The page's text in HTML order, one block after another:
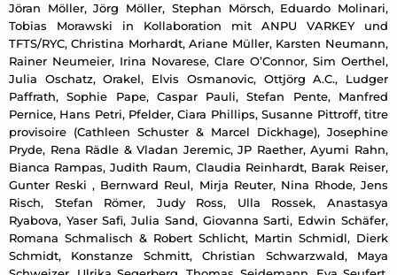
Jöran Möller, Jörg Möller, Stephan Mörsch, Eduardo Molinari,
Tobias Morawski in Kollaboration mit ANPU VARKEY und
TFTS/RYC, Christina Morhardt, Ariane Müller, Karsten Neumann,
Rainer Neumeier, Irina Novarese, Clare O’Connor, Sim Oerthel,
Julia Oschatz, Orakel, Elvis Osmanovic, Ottjörg A.C., Ludger
Paffrath, Sophie Pape, Caspar Pauli, Stefan Pente, Manfred
Pernice, Hans Petri, Pfelder, Ciara Phillips, Susanne Pittroff, titre
provisoire (Cathleen Schuster & Marcel Dickhage), Josephine
Pryde, Rena Rädle & Vladan Jeremic, JP Raether, Ayumi Rahn,
Bianca Rampas, Judith Raum, Claudia Reinhardt, Barak Reiser,
Gunter Reski , Bernward Reul, Mirja Reuter, Nina Rhode, Jens
Risch, Stefan Römer, Judy Ross, Ulla Rossek, Anastasya
Ryabova, Yaser Safi, Julia Sand, Giovanna Sarti, Edwin Schäfer,
Romana Schmalisch & Robert Schlicht, Martin Schmidl, Dierk
Schmidt, Konstanze Schmitt, Christian Schwarzwald, Maya